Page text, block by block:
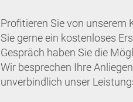
Profitieren Sie von unserem
Sie gerne ein kostenloses
Gespräch haben Sie die
Wir besprechen Ihre
unverbindlich unser